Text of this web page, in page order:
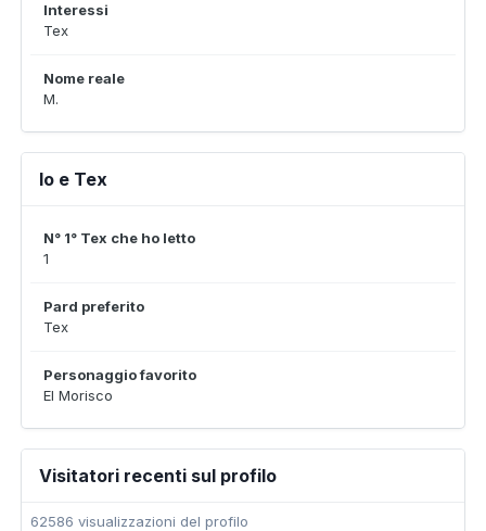
Interessi
Tex
Nome reale
M.
Io e Tex
N° 1° Tex che ho letto
1
Pard preferito
Tex
Personaggio favorito
El Morisco
Visitatori recenti sul profilo
62586 visualizzazioni del profilo